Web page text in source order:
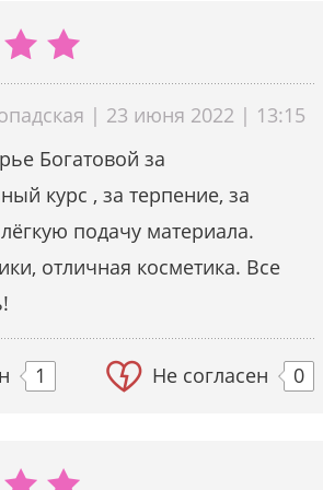
| 23 июня 2022 | 13:15
Богатовой за
курс , за терпение, за
подачу материала.
отличная косметика. Все
1 Не согласен 0